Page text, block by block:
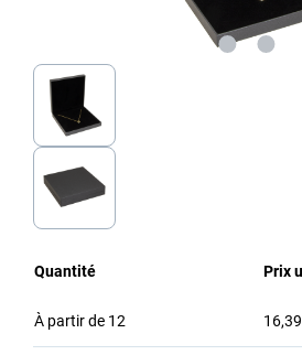
Quantité Prix
À partir de 12